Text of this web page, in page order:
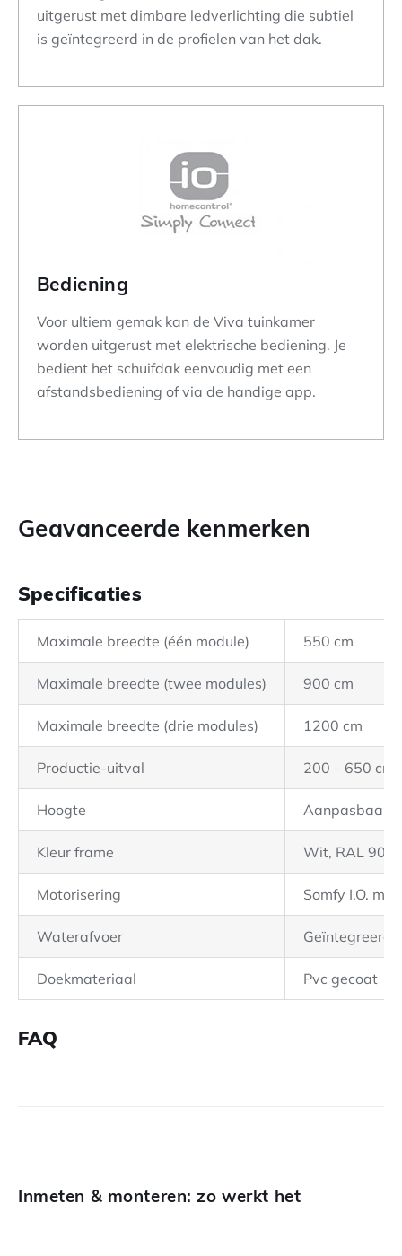
uitgerust met dimbare ledverlichting die subtiel
is geïntegreerd in de profielen van het dak.
Bediening
Voor ultiem gemak kan de Viva tuinkamer
worden uitgerust met elektrische bediening. Je
bedient het schuifdak eenvoudig met een
afstandsbediening of via de handige app.
Geavanceerde kenmerken
Specificaties
Maximale breedte (één module) 550 cm
Maximale breedte (twee modules) 900 cm
Maximale breedte (drie modules) 1200 cm
Productie-uitval 200 – 650 cm
Hoogte Aanpasbaar
Kleur frame Wit, RAL
Motorisering Somfy I.O.
Waterafvoer Geïntegreerd
Doekmateriaal Pvc gecoat
FAQ
Inmeten & monteren: zo werkt het